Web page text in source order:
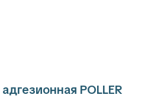
POLLER